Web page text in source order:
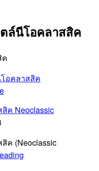
ล์นีโอคลาสสิค
ค Neoclassic
ค (Neoclassic